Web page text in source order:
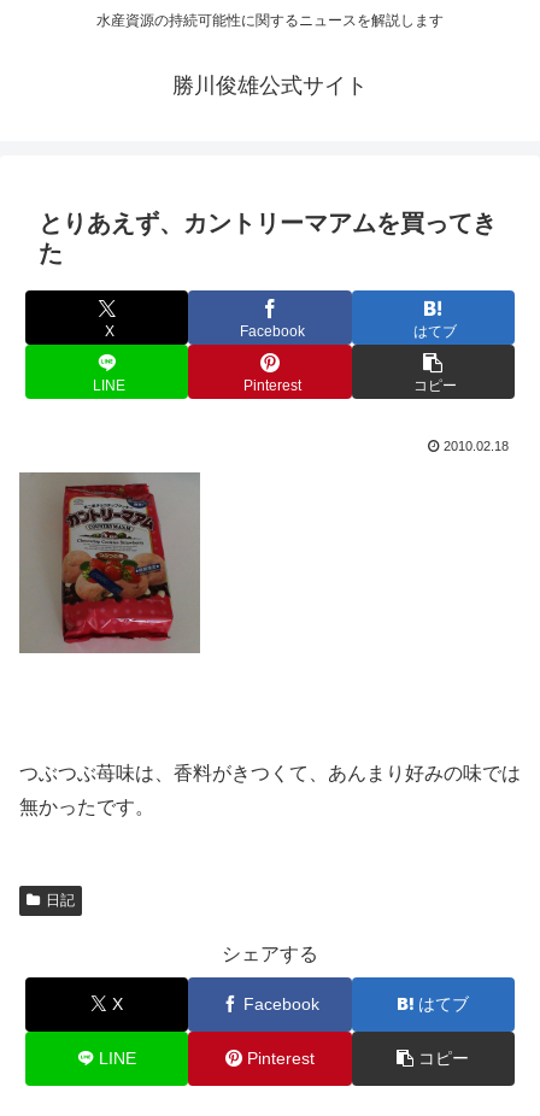
水産資源の持続可能性に関するニュースを解説します
勝川俊雄公式サイト
とりあえず、カントリーマアムを買ってき
た
X Facebook はてブ
LINE Pinterest コピー
2010.02.18
つぶつぶ苺味は、香料がきつくて、あんまり好みの味では
無かったです。
日記
シェアする
X Facebook はてブ
LINE Pinterest コピー